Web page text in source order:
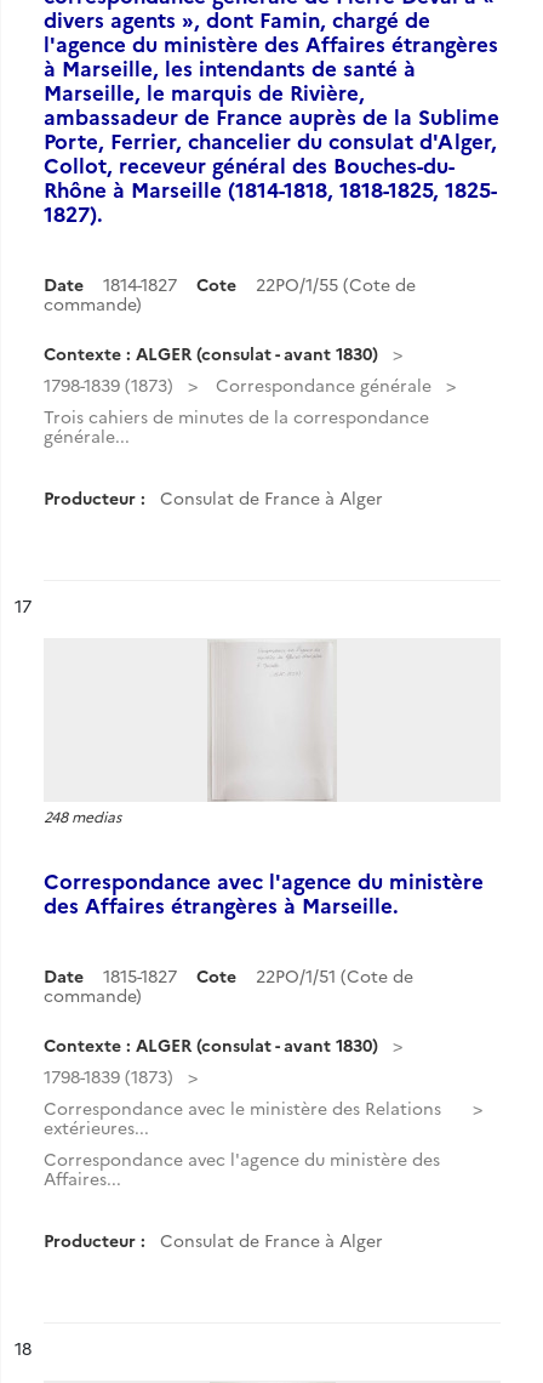
divers agents », dont Famin, chargé de
l'agence du ministère des Affaires étrangères
à Marseille, les intendants de santé à
Marseille, le marquis de Rivière,
ambassadeur de France auprès de la Sublime
Porte, Ferrier, chancelier du consulat d'Alger,
Collot, receveur général des Bouches-du-
Rhône à Marseille (1814-1818, 1818-1825, 1825-
1827).
Date 1814-1827 Cote
22PO/1/55 (Cote de
commande)
Contexte : ALGER (consulat - avant 1830)
1798-1839 (1873)
Correspondance générale
Trois cahiers de minutes de la correspondance
générale...
Producteur : Consulat de France à Alger
n°
17
248 medias
Correspondance avec l'agence du ministère
des Affaires étrangères à Marseille.
Date 1815-1827 Cote
22PO/1/51 (Cote de
commande)
Contexte : ALGER (consulat - avant 1830)
1798-1839 (1873)
Correspondance avec le ministère des Relations
extérieures...
Correspondance avec l'agence du ministère des
Affaires...
Producteur : Consulat de France à Alger
n°
18